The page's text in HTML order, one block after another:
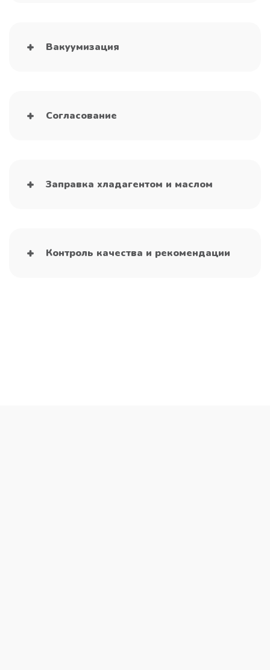
Вакуумизация
Согласование
Заправка хладагентом и маслом
Контроль качества и рекомендации